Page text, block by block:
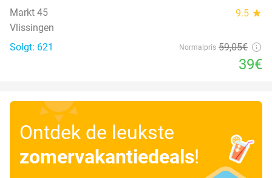
Markt 45 9.5 star
Vlissingen
Solgt: 621
Normalpris 59,05€
39€
Ontdek de leukste
zomervakantiedeals!